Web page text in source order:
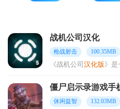
战机公司汉化
枪战射击 100.35MB
《战机公司汉化版》是一款飞行射击类游
僵尸启示录游戏手
休闲益智 132.03MB